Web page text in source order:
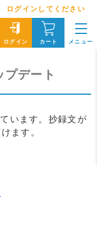
ログインしてください
ログイン カート メニュー
デート
います。抄録文が
ます。